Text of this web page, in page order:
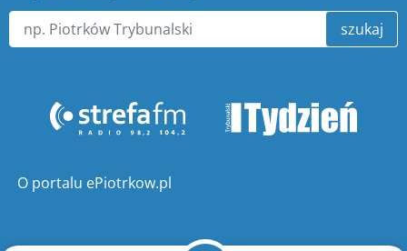
szukaj
O portalu ePiotrkow.pl